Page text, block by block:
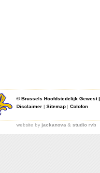
©Brussels Hoofdstedelijk Gewest|
Disclaimer | Sitemap | Colofon
website by jackanova & studio rvb